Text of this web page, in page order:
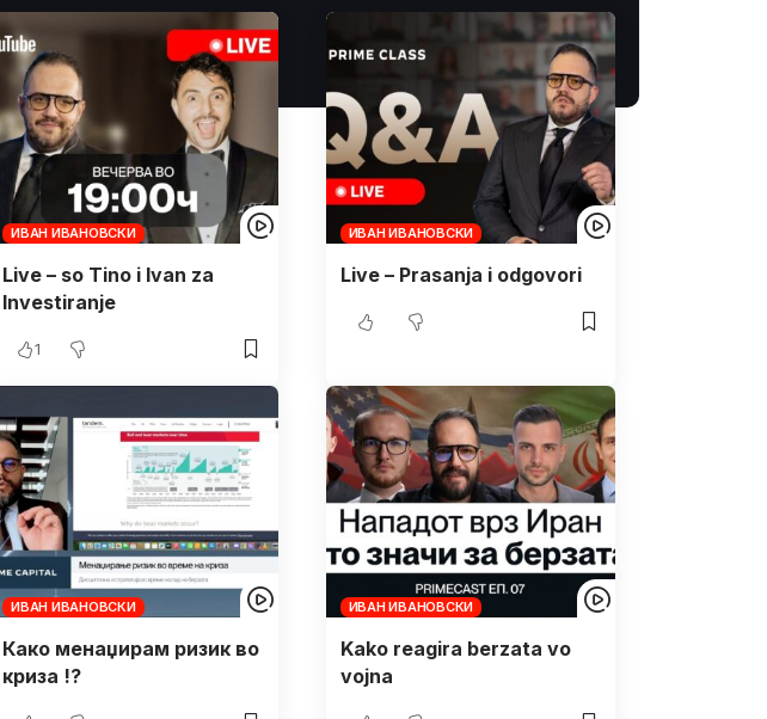
ИВАН ИВАНОВСКИ
Live – so Tino i Ivan za
Investiranje
1
ИВАН ИВАНОВСКИ
Live – Prasanja i odgovori
ИВАН ИВАНОВСКИ
Како менаџирам ризик во
криза !?
ИВАН ИВАНОВСКИ
Kako reagira berzata vo
vojna